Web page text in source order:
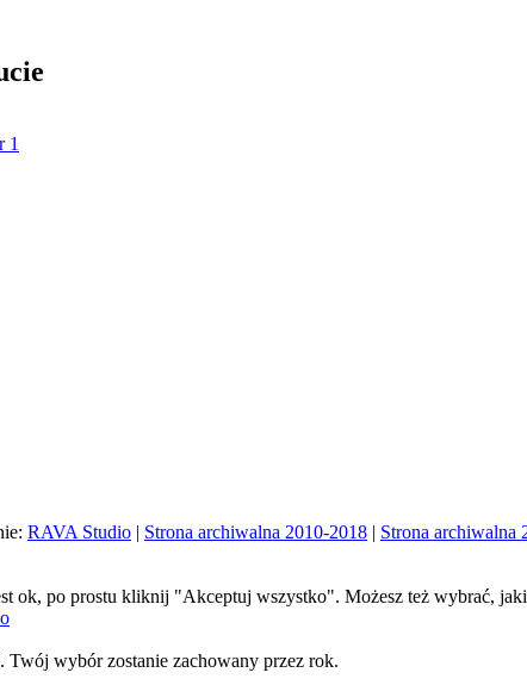
1
RAVA Studio | Strona archiwalna 2010-2018 | Strona archiwalna
ok, po prostu kliknij "Akceptuj wszystko". Możesz też wybrać,
Twój wybór zostanie zachowany przez rok.